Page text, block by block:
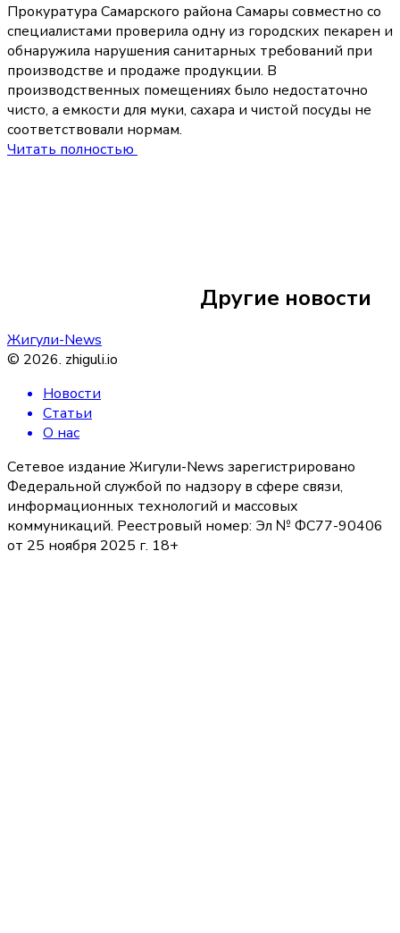
Другие новости
поножовщиной
Прокуратура Самарского района Самары совместно со
специалистами проверила одну из городских пекарен и
обнаружила нарушения санитарных требований при
производстве и продаже продукции. В
производственных помещениях было недостаточно
чисто, а емкости для муки, сахара и чистой посуды не
соответствовали нормам.
Читать полностью
Жигули-News
© 2026. zhiguli.io
Новости
Статьи
О нас
Сетевое издание Жигули-News зарегистрировано
Федеральной службой по надзору в сфере связи,
информационных технологий и массовых
коммуникаций. Реестровый номер: Эл № ФС77-90406
от 25 ноября 2025 г. 18+